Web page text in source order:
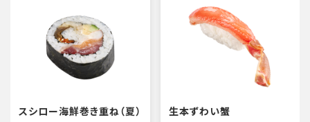
スシロー海鮮巻き重ね（夏） 生本ずわい蟹